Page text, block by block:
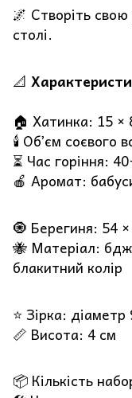
🌌 Створіть
столі.
📐
🏠 Хатинка: 15 ×
🕯️ Обʼєм соєвого
⏳ Час горіння:
🍎 Аромат:
🧿 Берегиня: 54
🐝 Матеріал:
блакитний колір
⭐ Зірка:
📏 Висота: 4 см
📦 Кількість